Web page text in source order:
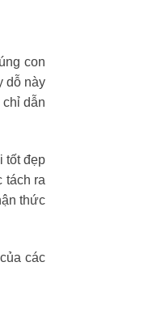
con
dỗ này
dẫn
tốt đẹp
tách ra
thức
các